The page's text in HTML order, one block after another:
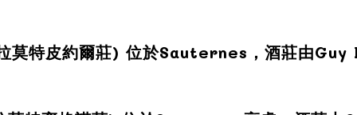
莫特皮約爾莊) 位於Sauternes，酒莊由